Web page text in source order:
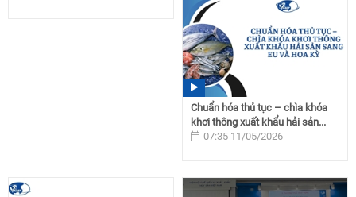
Chuẩn hóa thủ tục – chìa khóa
khơi thông xuất khẩu hải sản...
07:35 11/05/2026